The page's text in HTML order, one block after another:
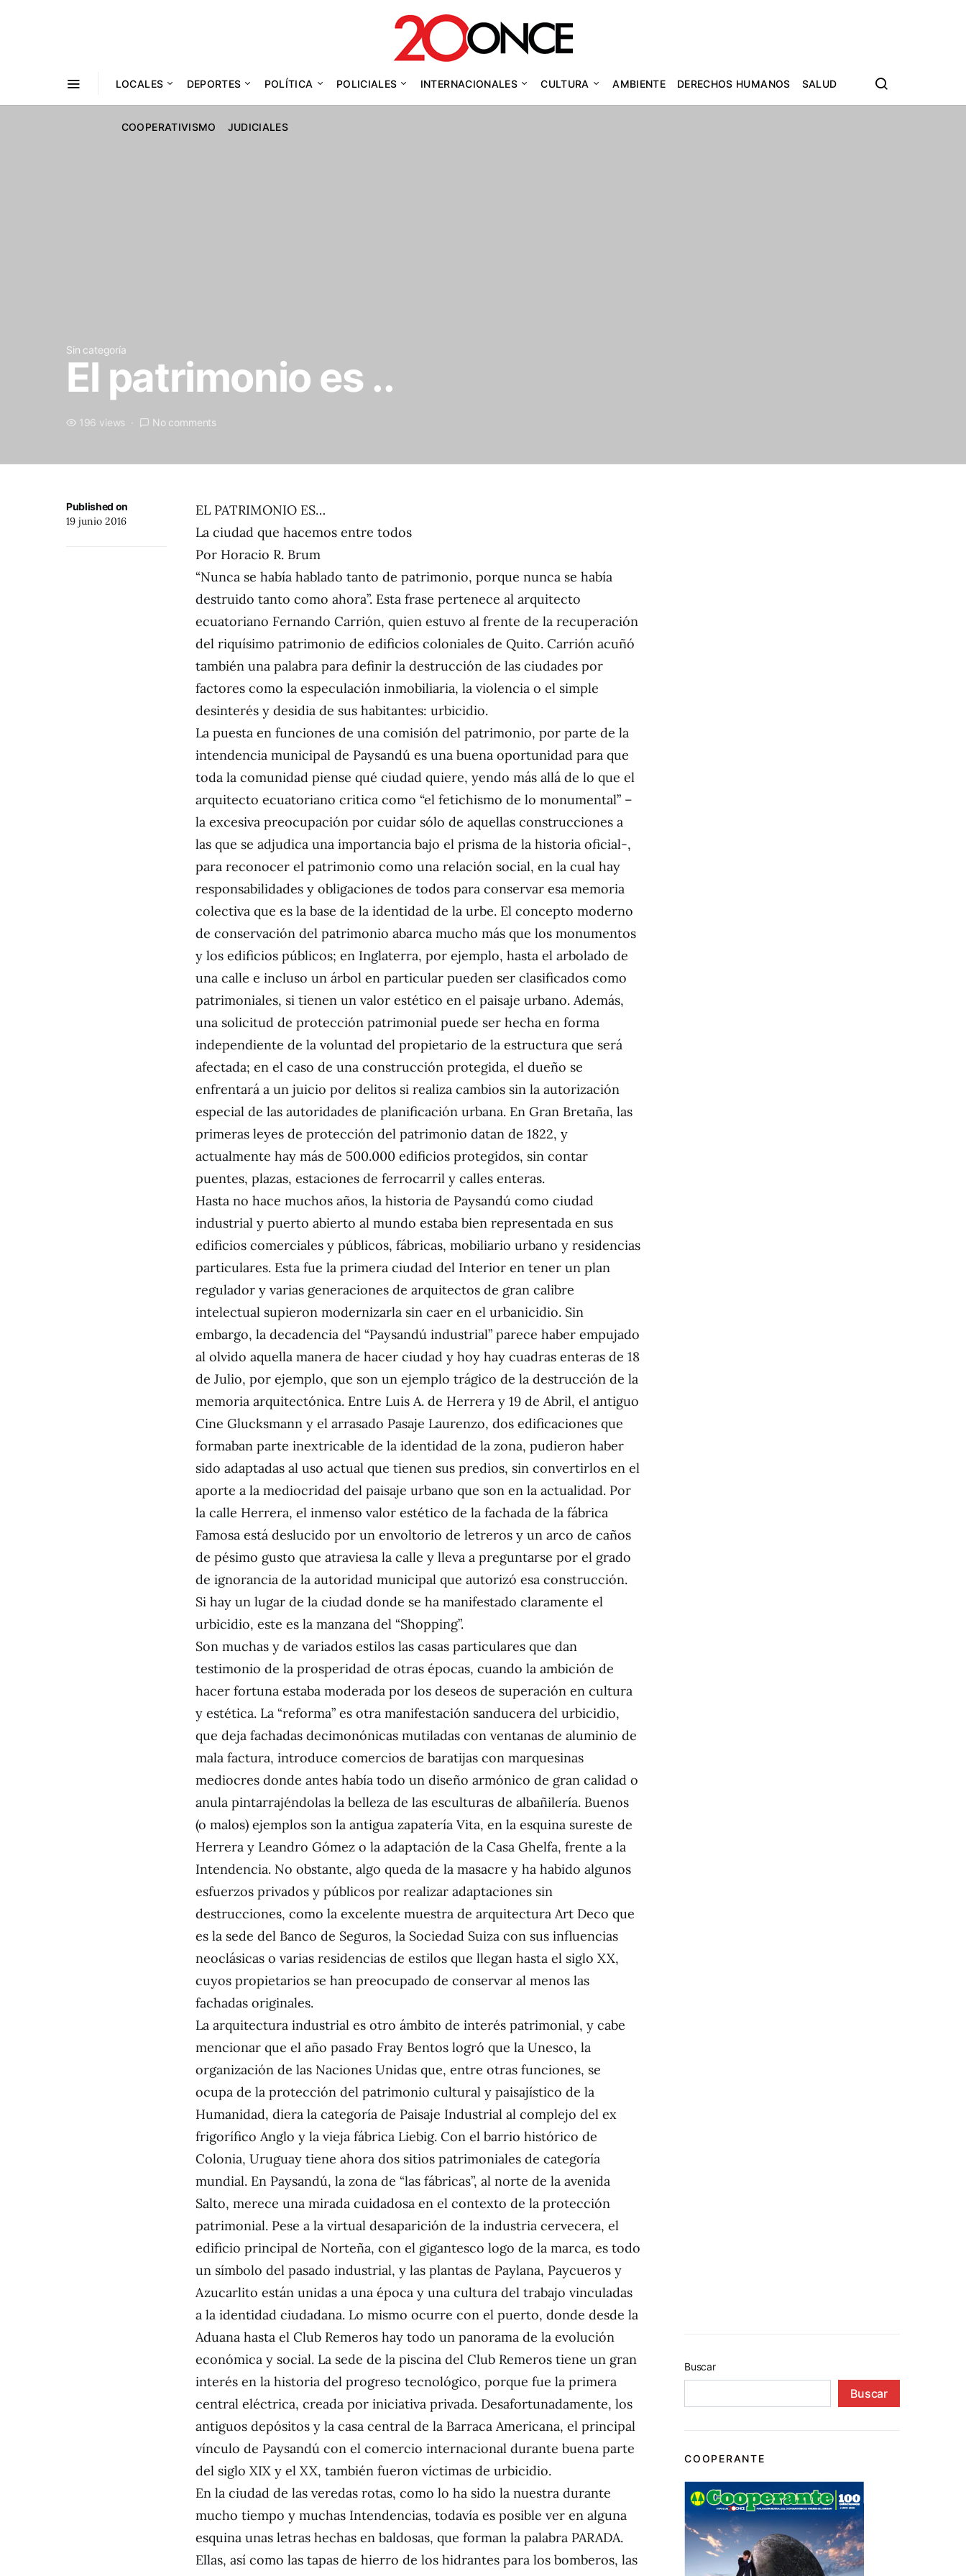
LOCALES DEPORTES POLÍTICA POLICIALES INTERNACIONALES CULTURA AMBIENTE DERECHOS HUMANOS SALUD
COOPERATIVISMO JUDICIALES
Sin categoría
El patrimonio es ..
196 views No comments
Published on
19 junio 2016
EL PATRIMONIO ES…
La ciudad que hacemos entre todos
Por Horacio R. Brum
“Nunca se había hablado tanto de patrimonio, porque nunca se había
destruido tanto como ahora”. Esta frase pertenece al arquitecto
ecuatoriano Fernando Carrión, quien estuvo al frente de la recuperación
del riquísimo patrimonio de edificios coloniales de Quito. Carrión acuñó
también una palabra para definir la destrucción de las ciudades por
factores como la especulación inmobiliaria, la violencia o el simple
desinterés y desidia de sus habitantes: urbicidio.
La puesta en funciones de una comisión del patrimonio, por parte de la
intendencia municipal de Paysandú es una buena oportunidad para que
toda la comunidad piense qué ciudad quiere, yendo más allá de lo que el
arquitecto ecuatoriano critica como “el fetichismo de lo monumental” –
la excesiva preocupación por cuidar sólo de aquellas construcciones a
las que se adjudica una importancia bajo el prisma de la historia oficial-,
para reconocer el patrimonio como una relación social, en la cual hay
responsabilidades y obligaciones de todos para conservar esa memoria
colectiva que es la base de la identidad de la urbe. El concepto moderno
de conservación del patrimonio abarca mucho más que los monumentos
y los edificios públicos; en Inglaterra, por ejemplo, hasta el arbolado de
una calle e incluso un árbol en particular pueden ser clasificados como
patrimoniales, si tienen un valor estético en el paisaje urbano. Además,
una solicitud de protección patrimonial puede ser hecha en forma
independiente de la voluntad del propietario de la estructura que será
afectada; en el caso de una construcción protegida, el dueño se
enfrentará a un juicio por delitos si realiza cambios sin la autorización
especial de las autoridades de planificación urbana. En Gran Bretaña, las
primeras leyes de protección del patrimonio datan de 1822, y
actualmente hay más de 500.000 edificios protegidos, sin contar
puentes, plazas, estaciones de ferrocarril y calles enteras.
Hasta no hace muchos años, la historia de Paysandú como ciudad
industrial y puerto abierto al mundo estaba bien representada en sus
edificios comerciales y públicos, fábricas, mobiliario urbano y residencias
particulares. Esta fue la primera ciudad del Interior en tener un plan
regulador y varias generaciones de arquitectos de gran calibre
intelectual supieron modernizarla sin caer en el urbanicidio. Sin
embargo, la decadencia del “Paysandú industrial” parece haber empujado
al olvido aquella manera de hacer ciudad y hoy hay cuadras enteras de 18
de Julio, por ejemplo, que son un ejemplo trágico de la destrucción de la
memoria arquitectónica. Entre Luis A. de Herrera y 19 de Abril, el antiguo
Cine Glucksmann y el arrasado Pasaje Laurenzo, dos edificaciones que
formaban parte inextricable de la identidad de la zona, pudieron haber
sido adaptadas al uso actual que tienen sus predios, sin convertirlos en el
aporte a la mediocridad del paisaje urbano que son en la actualidad. Por
la calle Herrera, el inmenso valor estético de la fachada de la fábrica
Famosa está deslucido por un envoltorio de letreros y un arco de caños
de pésimo gusto que atraviesa la calle y lleva a preguntarse por el grado
de ignorancia de la autoridad municipal que autorizó esa construcción.
Si hay un lugar de la ciudad donde se ha manifestado claramente el
urbicidio, este es la manzana del “Shopping”.
Son muchas y de variados estilos las casas particulares que dan
testimonio de la prosperidad de otras épocas, cuando la ambición de
hacer fortuna estaba moderada por los deseos de superación en cultura
y estética. La “reforma” es otra manifestación sanducera del urbicidio,
que deja fachadas decimonónicas mutiladas con ventanas de aluminio de
mala factura, introduce comercios de baratijas con marquesinas
mediocres donde antes había todo un diseño armónico de gran calidad o
anula pintarrajéndolas la belleza de las esculturas de albañilería. Buenos
(o malos) ejemplos son la antigua zapatería Vita, en la esquina sureste de
Herrera y Leandro Gómez o la adaptación de la Casa Ghelfa, frente a la
Intendencia. No obstante, algo queda de la masacre y ha habido algunos
esfuerzos privados y públicos por realizar adaptaciones sin
destrucciones, como la excelente muestra de arquitectura Art Deco que
es la sede del Banco de Seguros, la Sociedad Suiza con sus influencias
neoclásicas o varias residencias de estilos que llegan hasta el siglo XX,
cuyos propietarios se han preocupado de conservar al menos las
fachadas originales.
La arquitectura industrial es otro ámbito de interés patrimonial, y cabe
mencionar que el año pasado Fray Bentos logró que la Unesco, la
organización de las Naciones Unidas que, entre otras funciones, se
ocupa de la protección del patrimonio cultural y paisajístico de la
Humanidad, diera la categoría de Paisaje Industrial al complejo del ex
frigorífico Anglo y la vieja fábrica Liebig. Con el barrio histórico de
Colonia, Uruguay tiene ahora dos sitios patrimoniales de categoría
mundial. En Paysandú, la zona de “las fábricas”, al norte de la avenida
Salto, merece una mirada cuidadosa en el contexto de la protección
patrimonial. Pese a la virtual desaparición de la industria cervecera, el
edificio principal de Norteña, con el gigantesco logo de la marca, es todo
un símbolo del pasado industrial, y las plantas de Paylana, Paycueros y
Azucarlito están unidas a una época y una cultura del trabajo vinculadas
a la identidad ciudadana. Lo mismo ocurre con el puerto, donde desde la
Aduana hasta el Club Remeros hay todo un panorama de la evolución
económica y social. La sede de la piscina del Club Remeros tiene un gran
interés en la historia del progreso tecnológico, porque fue la primera
central eléctrica, creada por iniciativa privada. Desafortunadamente, los
antiguos depósitos y la casa central de la Barraca Americana, el principal
vínculo de Paysandú con el comercio internacional durante buena parte
del siglo XIX y el XX, también fueron víctimas de urbicidio.
En la ciudad de las veredas rotas, como lo ha sido la nuestra durante
mucho tiempo y muchas Intendencias, todavía es posible ver en alguna
esquina unas letras hechas en baldosas, que forman la palabra PARADA.
Ellas, así como las tapas de hierro de los hidrantes para los bomberos, las
Buscar
Buscar
COOPERANTE